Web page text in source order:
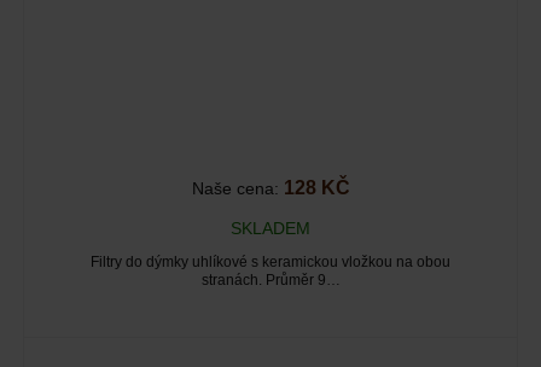
Naše cena: 128 KČ
SKLADEM
Filtry do dýmky uhlíkové s keramickou vložkou na obou
stranách. Průměr 9…